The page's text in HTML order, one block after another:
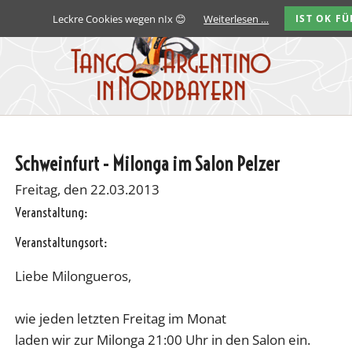
Schweinfurt - Milonga im Salon Pelzer
Freitag, den 22.03.2013
Veranstaltung:
Veranstaltungsort:
Liebe Milongueros,
wie jeden letzten Freitag im Monat
laden wir zur Milonga 21:00 Uhr in den Salon ein.
Leckre Cookies wegen nIx 😊 Weiterlesen … IST OK